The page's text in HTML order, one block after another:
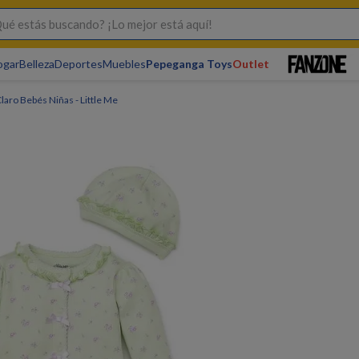
buscando? ¡Lo mejor está aquí!
BellezaDeportesMueblesPepeganga ToysOutlet
Bebés Niñas - Little Me